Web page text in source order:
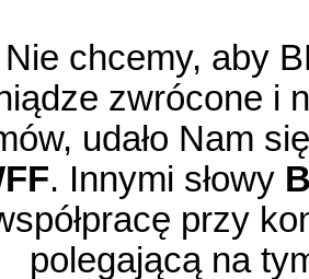
Nie chcemy, aby
zwrócone i
udało Nam
. Innymi słowy
przy
polegającą na